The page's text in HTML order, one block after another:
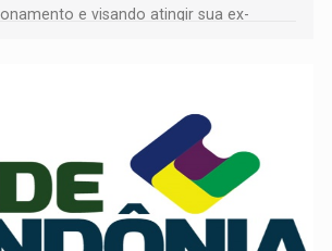
e visando atingir sua ex-